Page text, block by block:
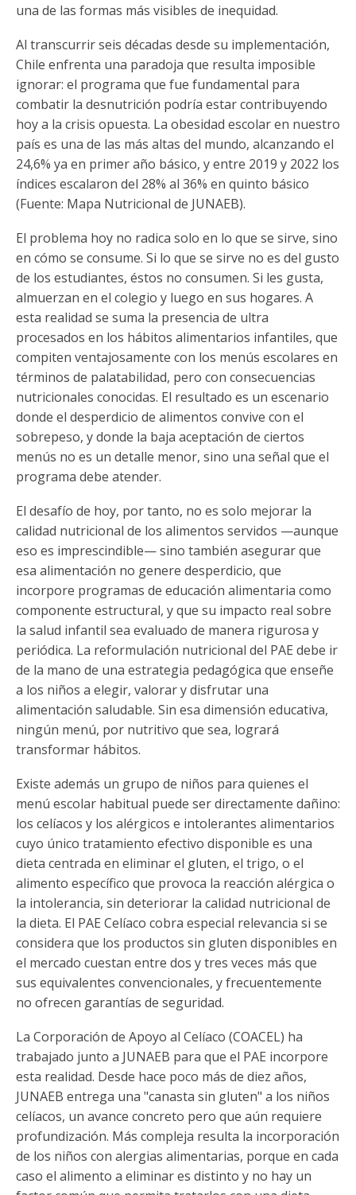
una de las formas más visibles de inequidad.
Al transcurrir seis décadas desde su implementación,
Chile enfrenta una paradoja que resulta imposible
ignorar: el programa que fue fundamental para
combatir la desnutrición podría estar contribuyendo
hoy a la crisis opuesta. La obesidad escolar en nuestro
país es una de las más altas del mundo, alcanzando el
24,6% ya en primer año básico, y entre 2019 y 2022 los
índices escalaron del 28% al 36% en quinto básico
(Fuente: Mapa Nutricional de JUNAEB).
El problema hoy no radica solo en lo que se sirve, sino
en cómo se consume. Si lo que se sirve no es del gusto
de los estudiantes, éstos no consumen. Si les gusta,
almuerzan en el colegio y luego en sus hogares. A
esta realidad se suma la presencia de ultra
procesados en los hábitos alimentarios infantiles, que
compiten ventajosamente con los menús escolares en
términos de palatabilidad, pero con consecuencias
nutricionales conocidas. El resultado es un escenario
donde el desperdicio de alimentos convive con el
sobrepeso, y donde la baja aceptación de ciertos
menús no es un detalle menor, sino una señal que el
programa debe atender.
El desafío de hoy, por tanto, no es solo mejorar la
calidad nutricional de los alimentos servidos —aunque
eso es imprescindible— sino también asegurar que
esa alimentación no genere desperdicio, que
incorpore programas de educación alimentaria como
componente estructural, y que su impacto real sobre
la salud infantil sea evaluado de manera rigurosa y
periódica. La reformulación nutricional del PAE debe ir
de la mano de una estrategia pedagógica que enseñe
a los niños a elegir, valorar y disfrutar una
alimentación saludable. Sin esa dimensión educativa,
ningún menú, por nutritivo que sea, logrará
transformar hábitos.
Existe además un grupo de niños para quienes el
menú escolar habitual puede ser directamente dañino:
los celíacos y los alérgicos e intolerantes alimentarios
cuyo único tratamiento efectivo disponible es una
dieta centrada en eliminar el gluten, el trigo, o el
alimento específico que provoca la reacción alérgica o
la intolerancia, sin deteriorar la calidad nutricional de
la dieta. El PAE Celíaco cobra especial relevancia si se
considera que los productos sin gluten disponibles en
el mercado cuestan entre dos y tres veces más que
sus equivalentes convencionales, y frecuentemente
no ofrecen garantías de seguridad.
La Corporación de Apoyo al Celíaco (COACEL) ha
trabajado junto a JUNAEB para que el PAE incorpore
esta realidad. Desde hace poco más de diez años,
JUNAEB entrega una "canasta sin gluten" a los niños
celíacos, un avance concreto pero que aún requiere
profundización. Más compleja resulta la incorporación
de los niños con alergias alimentarias, porque en cada
caso el alimento a eliminar es distinto y no hay un